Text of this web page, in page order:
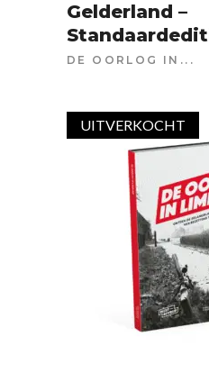
IN
Gelderland –
DE OORLOG IN...
UITVERKOCHT